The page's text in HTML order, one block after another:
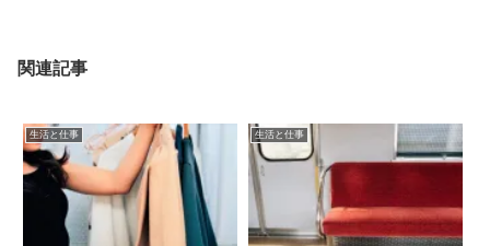
関連記事
生活と仕事 生活と仕事